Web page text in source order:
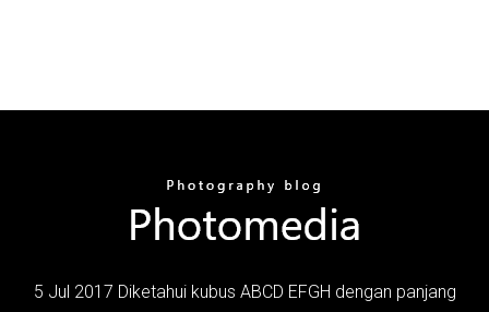
5 Jul 2017 Diketahui kubus ABCD EFGH dengan panjang